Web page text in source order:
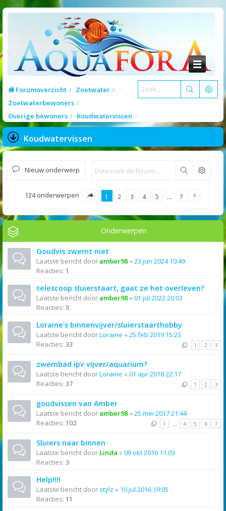
Forumoverzicht
Zoetwater
Zoetwaterbewoners
Overige bewoners
Koudwatervissen
Koudwatervissen
Nieuw onderwerp Zoek
124 onderwerpen 1 2 3 4 5 … 7
Onderwerpen
Goudvis zwemt niet
Laatste bericht door amber98« 23 jun 2024 10:49
Reacties: 1
telescoop sluierstaart, gaat ze het overleven?
Laatste bericht door amber98« 01 jul 2022 20:03
Reacties: 5
Loraine's binnenvijver/sluierstaarthobby
Laatste bericht doorLoraine « 25 feb 2019 15:23
Reacties: 33 1 2 3
zwembad ipv vijver/aquarium?
Laatste bericht doorLoraine « 01 apr 2018 22:17
Reacties: 37 1 2 3
goudvissen van Amber
Laatste bericht door amber98« 25 mei 2017 21:44
Reacties: 102 1 … 4 5 6 7
Sluiers naar binnen
Laatste bericht door Linda « 09 okt 2016 11:03
Reacties: 3
Help!!!!
Laatste bericht door stylz « 10 jul 2016 19:05
Reacties: 11